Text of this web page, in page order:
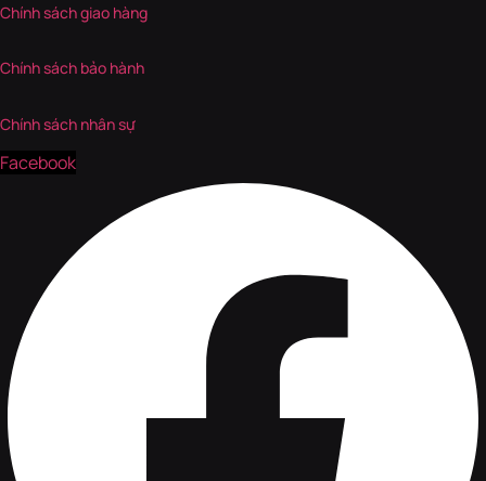
Chính sách giao hàng
Chính sách bảo hành
Chính sách nhân sự
Facebook